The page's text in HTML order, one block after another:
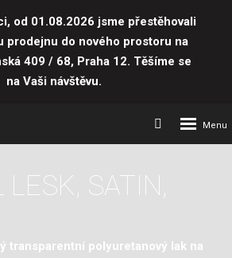
od 01.08.2026 jsme přestěhovali
prodejnu do nového prostoru na
409 / 68, Praha 12. Těšíme se
na Vaši návštěvu.
Vyhledávání
Rozbalení
LESK, SATIN,
transparentní polyuretanový lak na